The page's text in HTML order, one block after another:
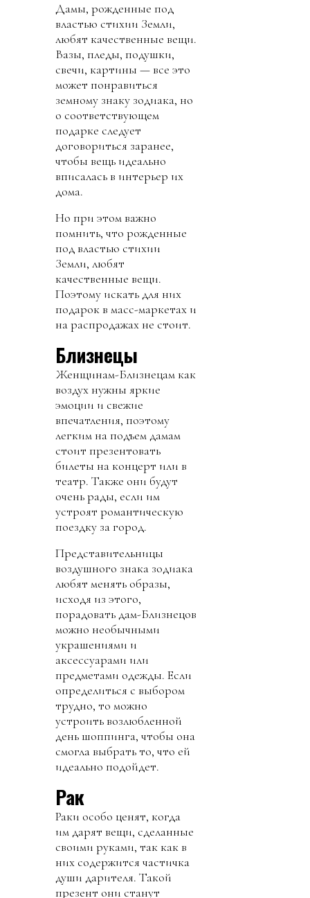
Дамы, рожденные под
властью стихии Земли,
любят качественные вещи.
Вазы, пледы, подушки,
свечи, картины — все это
может понравиться
земному знаку зодиака, но
о соответствующем
подарке следует
договориться заранее,
чтобы вещь идеально
вписалась в интерьер их
дома.
Но при этом важно
помнить, что рожденные
под властью стихии
Земли, любят
качественные вещи.
Поэтому искать для них
подарок в масс-маркетах и
на распродажах не стоит.
Близнецы
Женщинам-Близнецам как
воздух нужны яркие
эмоции и свежие
впечатления, поэтому
легким на подъем дамам
стоит презентовать
билеты на концерт или в
театр. Также они будут
очень рады, если им
устроят романтическую
поездку за город.
Представительницы
воздушного знака зодиака
любят менять образы,
исходя из этого,
порадовать дам-Близнецов
можно необычными
украшениями и
аксессуарами или
предметами одежды. Если
определиться с выбором
трудно, то можно
устроить возлюбленной
день шоппинга, чтобы она
смогла выбрать то, что ей
идеально подойдет.
Рак
Раки особо ценят, когда
им дарят вещи, сделанные
своими руками, так как в
них содержится частичка
души дарителя. Такой
презент они станут